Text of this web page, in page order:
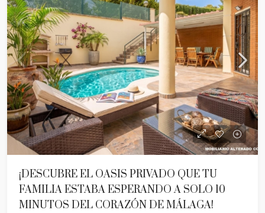
¡DESCUBRE EL OASIS PRIVADO QUE TU
FAMILIA ESTABA ESPERANDO A SOLO 10
MINUTOS DEL CORAZÓN DE MÁLAGA!